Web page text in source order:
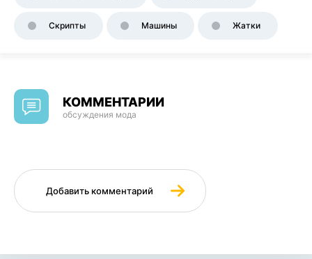
Скрипты Машины Жатки
КОММЕНТАРИИ
обсуждения мода
Добавить комментарий